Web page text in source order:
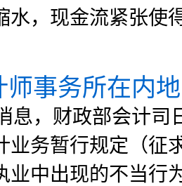
水，现金流紧张使
师事务所在内
息，财政部会计司
业务暂行规定（征
业中出现的不当行